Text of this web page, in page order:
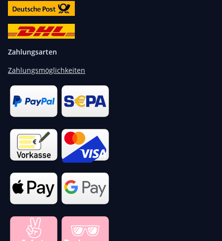
Zahlungsarten
Zahlungsmöglichkeiten